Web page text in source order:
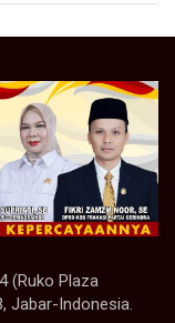
(Ruko Plaza
Jabar-Indonesia.